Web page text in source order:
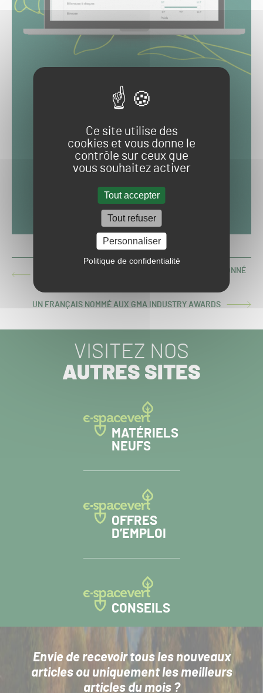
Ce site utilise des
cookies et vous donne le
contrôle sur ceux que
vous souhaitez activer
Tout accepter
Tout refuser
Personnaliser
Politique de confidentialité
ARTICLE
PRÉCÉDENT :
PAYS-BAS : LE GROUNDSMAN DE FEYENOORD OVATIONNÉ
ARTICLE
UN FRANÇAIS NOMMÉ AUX GMA INDUSTRY AWARDS
VISITEZ NOS
AUTRES SITES
MATÉRIELS
NEUFS
OFFRES
D’EMPLOI
CONSEILS
Envie de recevoir tous les nouveaux
articlesou uniquement les meilleurs
articles du mois ?